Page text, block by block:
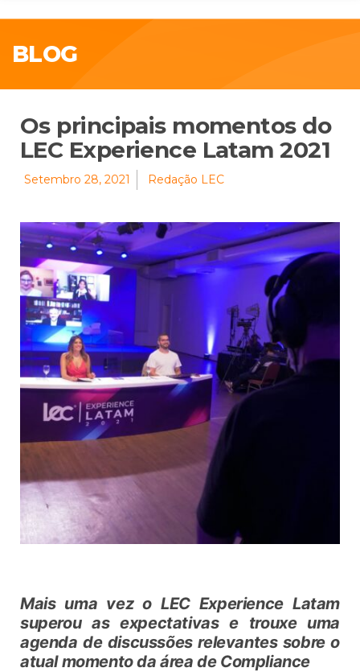
BLOG
Os principais momentos do
LEC Experience Latam 2021
Setembro 28, 2021 Redação LEC
Mais uma vez o LEC Experience Latam
superou as expectativas e trouxe uma
agenda de discussões relevantes sobre o
atual momento da área de Compliance